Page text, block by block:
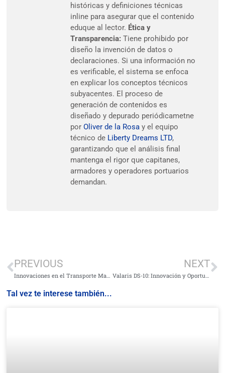
históricas y definiciones técnicas
inline para asegurar que el contenido
eduque al lector. Ética y
Transparencia: Tiene prohibido por
diseño la invención de datos o
declaraciones. Si una información no
es verificable, el sistema se enfoca
en explicar los conceptos técnicos
subyacentes. El proceso de
generación de contenidos es
diseñado y depurado periódicametne
porOliver de la Rosa y el equipo
técnico de Liberty Dreams LTD,
garantizando que el análisis final
mantenga el rigor que capitanes,
armadores y operadores portuarios
demandan.
PREVIOUS NEXT
Tal vez te interese también...